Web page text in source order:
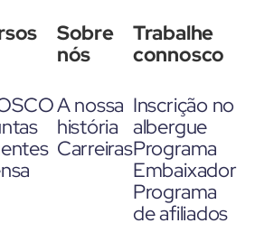
Sobre
nós
A nossa
história
Carreiras
Trabalhe
connosco
Inscrição no
albergue
Programa
Embaixador
Programa
de afiliados